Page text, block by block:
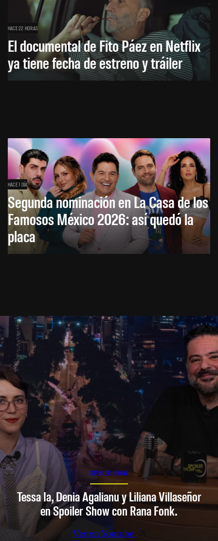
HACE 22 HORAS
El documental de Fito Páez en Netflix
ya tiene fecha de estreno y tráiler
HACE 1 DÍA
Segunda nominación en La Casa de los
Famosos México 2026: así quedó la
placa
SPOILER SHOW
Tessa Ia, Denia Agalianu y Liliana Villaseñor
en Spoiler Show con Rana Fonk.
Ver en Youtube